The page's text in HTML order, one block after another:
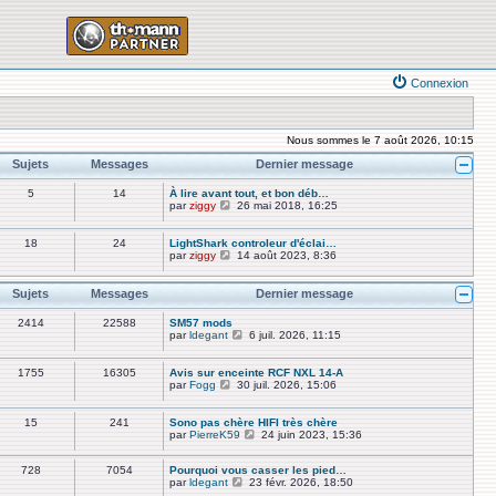
Connexion
Nous sommes le 7 août 2026, 10:15
Sujets Messages Dernier message
5 14
À lire avant tout, et bon déb…
parziggy
V
i
r
d
i
e
m
e
s
a
g
e
26 mai 2018, 16:25
18 24
LightShark controleur d'éclai…
parziggy
V
i
d
e
i
e
m
e
s
g
e
14 août 2023, 8:36
Sujets Messages Dernier message
2414 22588
SM57 mods
parldegant
V
i
r
l
d
e
r
n
i
e
6 juil. 2026, 11:15
1755 16305
Avis sur enceinte RCF NXL 14-A
parFogg
V
i
r
l
d
e
r
30 juil. 2026, 15:06
15 241
Sono pas chère HIFI très chère
parPierreK59
V
i
r
l
24 juin 2023, 15:36
728 7054
Pourquoi vous casser les pied…
parldegant
V23 févr. 2026, 18:50